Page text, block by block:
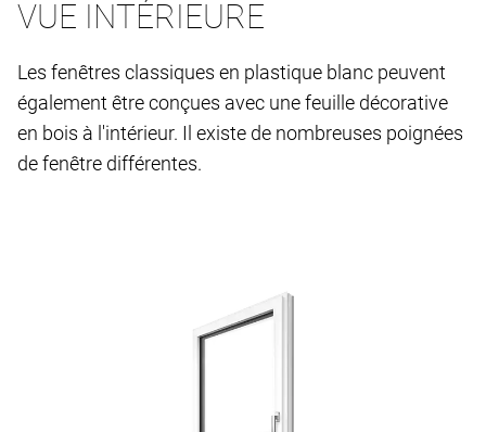
VUE INTÉRIEURE
Les fenêtres classiques en plastique blanc peuvent
également être conçues avec une feuille décorative
en bois à l'intérieur. Il existe de nombreuses poignées
de fenêtre différentes.